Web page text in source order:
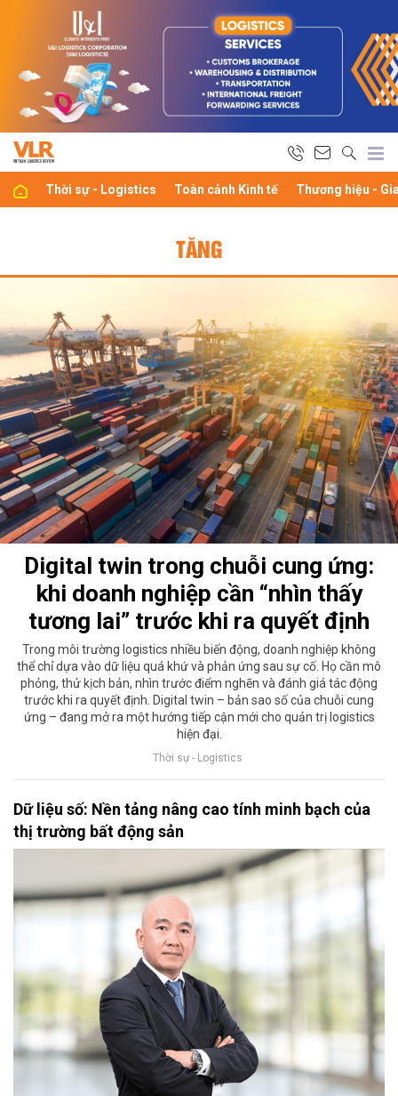
Thời sự - Logistics Toàn cảnh Kinh tế Thương hiệu -
TĂNG
Digital twin trong chuỗi cung ứng:
khi doanh nghiệp cần “nhìn thấy
tương lai” trước khi ra quyết định
Trong môi trường logistics nhiều biến động, doanh nghiệp không
thể chỉ dựa vào dữ liệu quá khứ và phản ứng sau sự cố. Họ cần mô
phỏng, thử kịch bản, nhìn trước điểm nghẽn và đánh giá tác động
trước khi ra quyết định. Digital twin – bản sao số của chuỗi cung
ứng – đang mở ra một hướng tiếp cận mới cho quản trị logistics
hiện đại.
Thời sự - Logistics
Dữ liệu số: Nền tảng nâng cao tính minh bạch của
thị trường bất động sản